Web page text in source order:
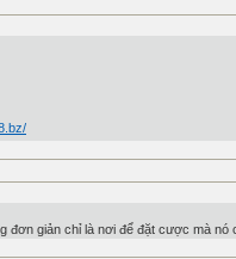
đơn giản chỉ là nơi để đặt cược mà